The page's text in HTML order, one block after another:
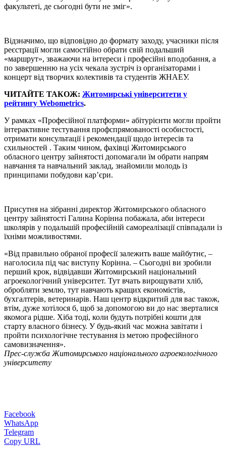
факультеті, де сьогодні бути не зміг».
Відзначимо, що відповідно до формату заходу, учасники після
реєстрації могли самостійно обрати свій подальший
«маршрут», зважаючи на інтереси і професійні вподобання, а
по завершенню на усіх чекала зустріч із організаторами і
концерт від творчих колективів та студентів ЖНАЕУ.
ЧИТАЙТЕ ТАКОЖ: Житомирські університети у
рейтингу Webometrics.
У рамках «Професійної платформи» абітурієнти могли пройти
інтерактивне тестування профспрямованості особистості,
отримати консультації і рекомендації щодо інтересів та
схильностей . Таким чином, фахівці Житомирського
обласного центру зайнятості допомагали їм обрати напрям
навчання та навчальний заклад, знайомили молодь із
принципами побудови кар’єри.
Присутня на зібранні директор Житомирського обласного
центру зайнятості Галина Корінна побажала, аби інтереси
школярів у подальшій професійній самореалізації співпадали із
їхніми можливостями.
«Від правильно обраної професії залежить ваше майбутнє, –
наголосила під час виступу Корінна. – Сьогодні ви зробили
перший крок, відвідавши Житомирський національний
агроекологічний університет. Тут вчать вирощувати хліб,
обробляти землю, тут навчають кращих економістів,
бухгалтерів, ветеринарів. Наш центр відкритий для вас також,
втім, дуже хотілося б, щоб за допомогою ви до нас зверталися
якомога рідше. Хіба тоді, коли будуть потрібні кошти для
старту власного бізнесу. У будь-який час можна завітати і
пройти психологічне тестування із метою професійного
самовизначення».
Прес-служба Житомирського національного агроекологічного
університету
Facebook
WhatsApp
Telegram
Copy URL